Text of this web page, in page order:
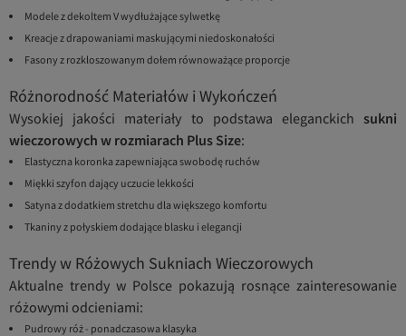
Modele z dekoltem V wydłużające sylwetkę
Kreacje z drapowaniami maskującymi niedoskonałości
Fasony z rozkloszowanym dołem równoważące proporcje
Różnorodność Materiałów i Wykończeń
Wysokiej jakości materiały to podstawa eleganckich sukni
wieczorowych w rozmiarach Plus Size:
Elastyczna koronka zapewniająca swobodę ruchów
Miękki szyfon dający uczucie lekkości
Satyna z dodatkiem stretchu dla większego komfortu
Tkaniny z połyskiem dodające blasku i elegancji
Trendy w Różowych Sukniach Wieczorowych
Aktualne trendy w Polsce pokazują rosnące zainteresowanie
różowymi odcieniami:
Pudrowy róż - ponadczasowa klasyka